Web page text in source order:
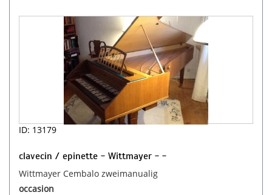
ID: 13179
clavecin / epinette - Wittmayer - -
Wittmayer Cembalo zweimanualig
occasion